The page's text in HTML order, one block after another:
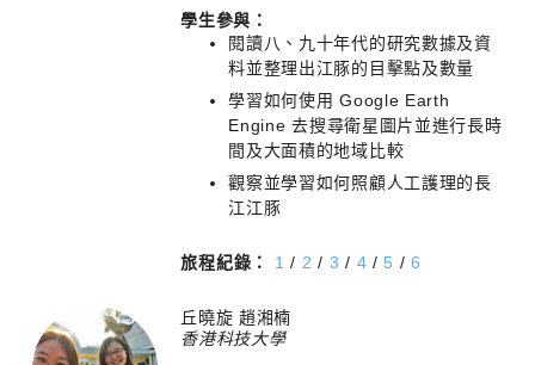
學生參與：
閱讀八、九十年代的研究數據及資
料並整理出江豚的目擊點及數量
學習如何使用 Google Earth
Engine 去搜尋衛星圖片並進行長時
間及大面積的地域比較
觀察並學習如何照顧人工護理的長
江江豚
旅程紀錄： 1 / 2 / 3 / 4 / 5 /6
丘曉旋 趙湘楠
香港科技大學